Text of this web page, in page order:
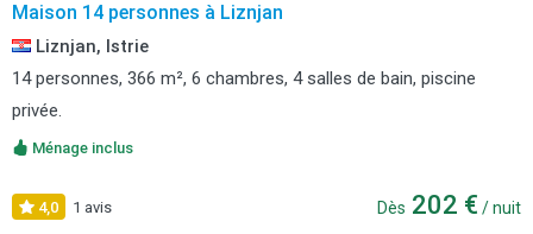
Maison 14 personnes à Liznjan
Liznjan, Istrie
14 personnes, 366 m², 6 chambres, 4 salles de bain, piscine
privée.
Ménage inclus
4,0 1 avis Dès 202 € / nuit